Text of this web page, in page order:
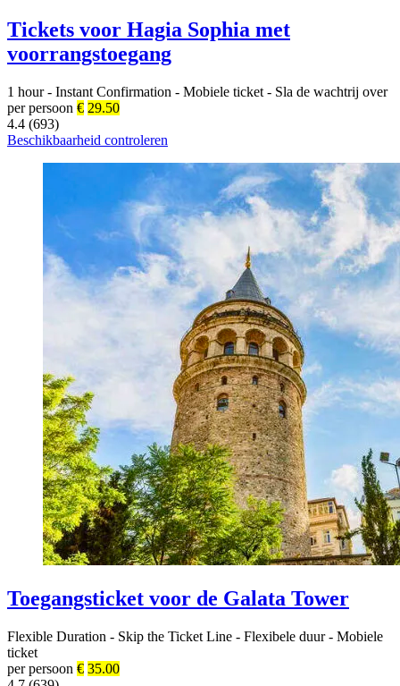
Tickets voor Hagia Sophia met
voorrangstoegang
1 hour - Instant Confirmation - Mobiele ticket - Sla de wachtrij over
per persoon € 29.50
4.4 (693)
Beschikbaarheid controleren
Toegangsticket voor de Galata Tower
Flexible Duration - Skip the Ticket Line - Flexibele duur - Mobiele
ticket
per persoon € 35.00